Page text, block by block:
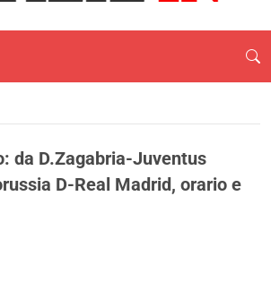
da D.Zagabria-Juventus
D-Real Madrid, orario e